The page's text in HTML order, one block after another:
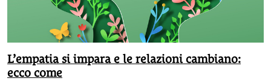
L’empatia si impara e le relazioni cambiano:
ecco come